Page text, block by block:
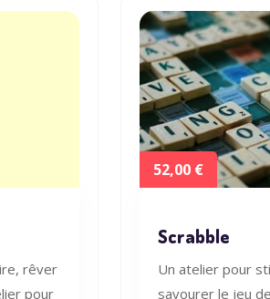
rêver
pour
52,00 €
Scrabble
Un atelier pour
savourer le jeu